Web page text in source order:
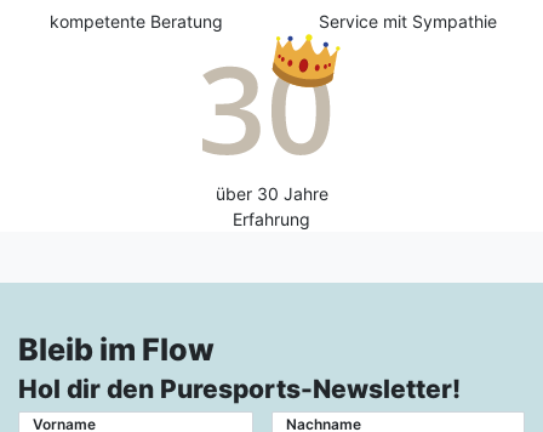
kompetente Beratung Service mit Sympathie
über 30 Jahre
Erfahrung
Bleib im Flow
Hol dir den Puresports-Newsletter!
Vorname Nachname